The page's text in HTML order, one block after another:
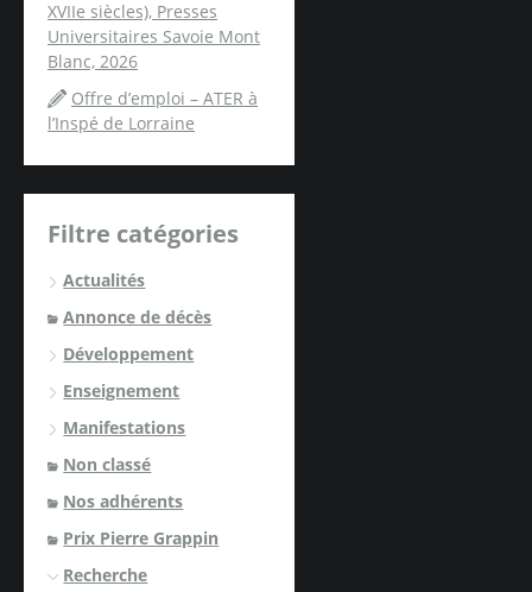
XVIIe siècles), Presses
Universitaires Savoie Mont
Blanc, 2026
Offre d’emploi – ATER à
l’Inspé de Lorraine
Filtre catégories
Actualités
Annonce de décès
Développement
Enseignement
Manifestations
Non classé
Nos adhérents
Prix Pierre Grappin
Recherche